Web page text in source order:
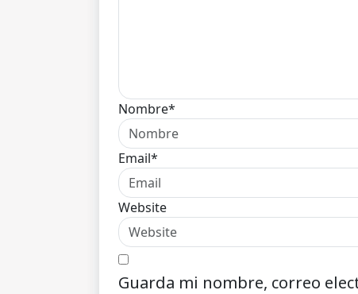
Nombre*
Email*
Website
Guarda mi nombre, correo